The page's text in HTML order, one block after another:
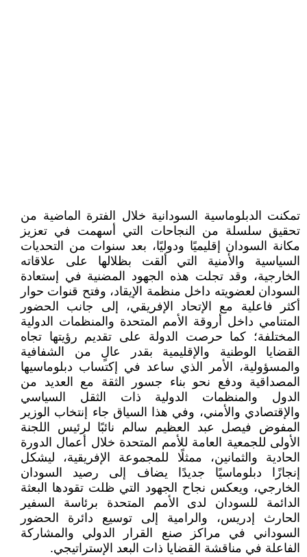
تمكنت الدبلوماسية السودانية خلال الفترة الماضية من
تحقيق سلسلة من النجاحات التي أسهمت في تعزيز
مكانة السودان إقليميًا ودوليًا، بعد سنوات من التحديات
السياسية والأمنية التي ألقت بظلالها على علاقاته
الخارجية، وقد تجلت هذه الجهود المضنية في إستعادة
السودان لعضويته داخل منظمة الإيقاد، وفتح قنوات حوار
أكثر فاعلية مع الإتحاد الإفريقي، إلى جانب الحضور
المتنامي داخل أروقة الأمم المتحدة والمنظمات الدولية
المختلفة؛ كما حرصت الدولة على تقديم رؤيتها تجاه
القضايا الوطنية والإقليمية بقدر عالٍ من الشفافية
والمسؤولية، الأمر الذي ساعد في إكتساب دبلوماسيها
المصداقية ودفع نحو بناء جسور الثقة مع العديد من
الدول والمنظمات الدولية ذات الثقل السياسي
والإقتصادي والأمني، وفي هذا السياق جاء إنتخاب الوزير
المفوض فيصل عبد العظيم سالم نائبًا لرئيس اللجنة
الأولى للجمعية العامة للأمم المتحدة خلال أعمال الدورة
الحادية والثمانين، ممثلًا للمجموعة الإفريقية، ليشكل
إنجازًا دبلوماسيًا جديدًا يضاف إلى رصيد السودان
الخارجي، ويعكس نجاح الجهود التي ظلت تقودها البعثة
الدائمة للسودان لدى الأمم المتحدة برئاسة السفير
الحارث إدريس، والرامية إلى توسيع دائرة الحضور
السوداني في مراكز صنع القرار الدولي والمشاركة
الفاعلة في مناقشة القضايا ذات البعد الإستراتيجي.